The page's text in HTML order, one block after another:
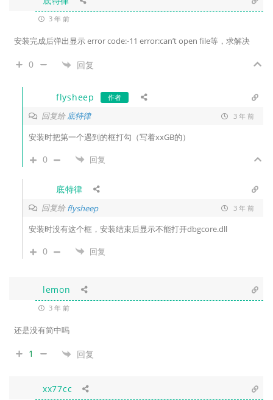
3 年 前
安装完成后弹出显示 error code:-11 error:can’t open file等，求解决
0 回复
flysheep 作者
回复给底特律 3 年 前
安装时把第一个遇到的框打勾（写着xxGB的）
0 回复
底特律
回复给flysheep 3 年 前
安装时没有这个框，安装结束后显示不能打开dbgcore.dll
0 回复
lemon
3 年 前
还是没有简中吗
1 回复
xx77cc